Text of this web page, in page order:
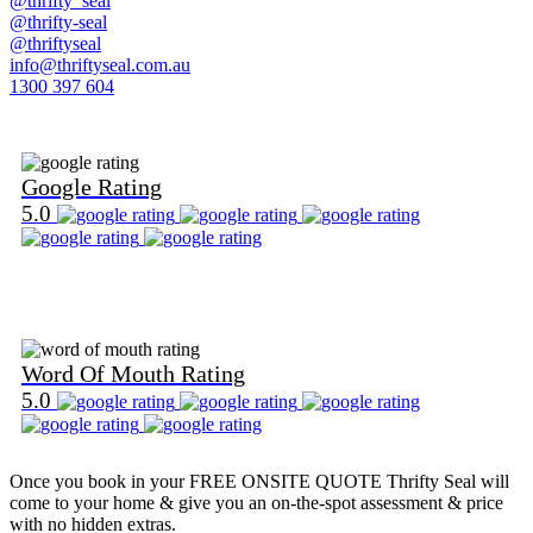
@thrifty-seal
@thriftyseal
info@thriftyseal.com.au
1300 397 604
Google Rating
5.0
Word Of Mouth Rating
5.0
Once you book in yourFREE ONSITE QUOTE Thrifty Seal will
come to your home & give you an on-the-spot assessment & price
with no hidden extras.